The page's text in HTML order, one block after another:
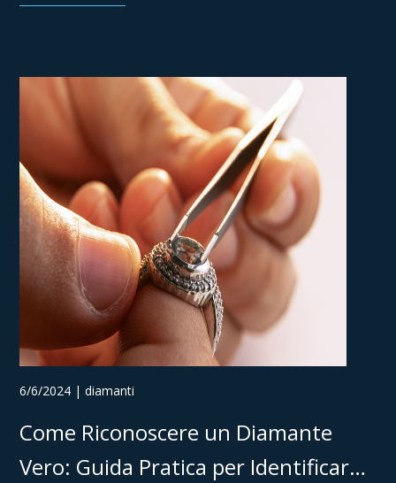
6/6/2024 | diamanti
Come Riconoscere un Diamante
Vero: Guida Pratica per Identificare